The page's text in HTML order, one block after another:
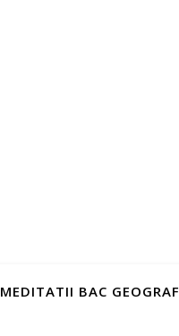
MEDITATII BAC